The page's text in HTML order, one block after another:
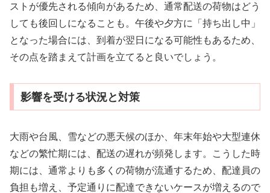
ストが優先される傾向があるため、通常配送の荷物はどう
しても後回しになることも。午後や夕方に「持ち出し中」
となった場合には、到着が翌日になる可能性もあるため、
その点を踏まえて計画を立てると良いでしょう。
影響を受ける状況と対策
大雨や台風、雪などの悪天候のほか、年末年始や大型連休
などの繁忙期には、配送の遅れが頻発します。こうした時
期には、通常よりも多くの荷物が流通するため、配達員の
負担も増え、予定通りに配達できないケースが増えるので